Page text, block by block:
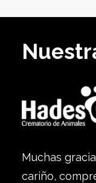
Muchas
cariño,